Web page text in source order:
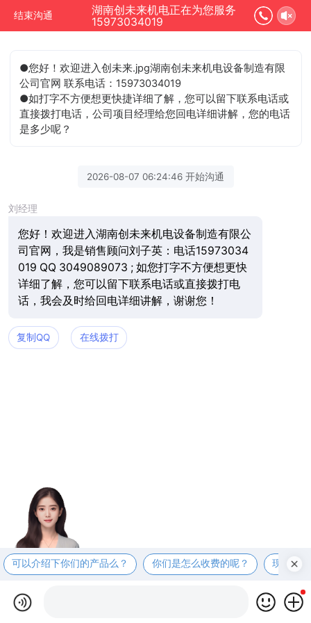
结束沟通
湖南创未来机电正在为您服务
15973034019
●您好！欢迎进入创未来.jpg湖南创未来机电设备制造有限
公司官网 联系电话：15973034019
●如打字不方便想更快捷详细了解，您可以留下联系电话或
直接拨打电话，公司项目经理给您回电详细讲解，您的电话
是多少呢？
2026-08-07 06:24:46 开始沟通
刘经理
您好！欢迎进入湖南创未来机电设备制造有限公
司官网，我是销售顾问刘子英：电话15973034
019 QQ 3049089073 ; 如您打字不方便想更快
详细了解，您可以留下联系电话或直接拨打电
话，我会及时给回电详细讲解，谢谢您！
复制QQ 在线拨打
可以介绍下你们的产品么？ 你们是怎么收费的呢？ 现在有